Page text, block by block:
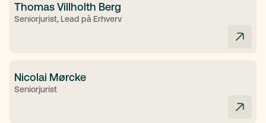
Thomas Villholth Berg
Seniorjurist, Lead på Erhverv
Nicolai Mørcke
Seniorjurist